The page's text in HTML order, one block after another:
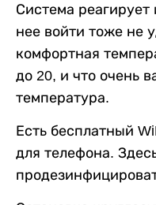
Система
нее войти тоже не
комфортная
до 20, и что очень
температура.
Есть бесплатный
для телефона.